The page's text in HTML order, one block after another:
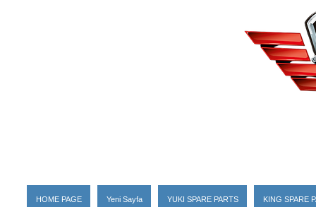
HOME PAGE Yeni Sayfa YUKI SPARE PARTS KING SPARE